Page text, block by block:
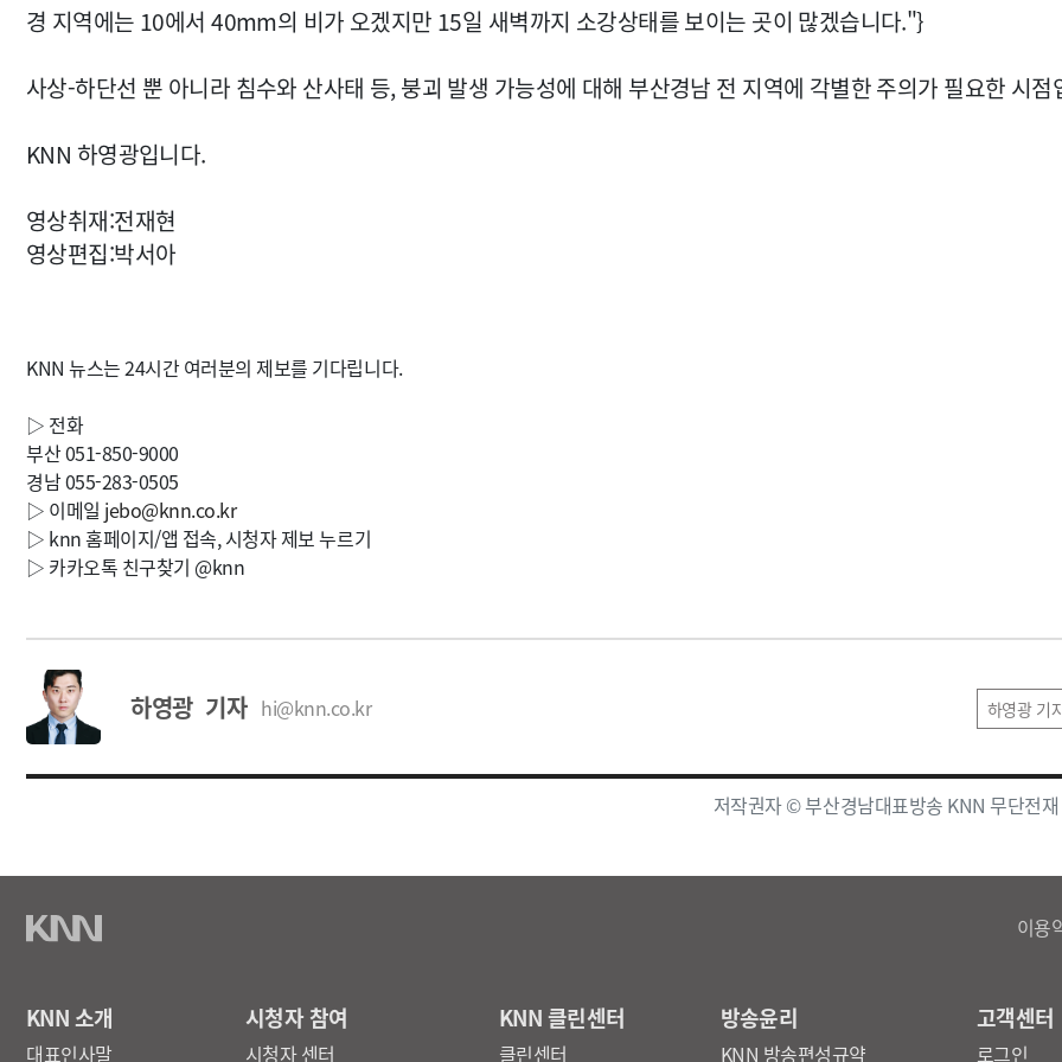
경 지역에는 10에서 40mm의 비가 오겠지만 15일 새벽까지 소강상태를 보이는 곳이 많겠습니다."}
사상-하단선 뿐 아니라 침수와 산사태 등, 붕괴 발생 가능성에 대해 부산경남 전 지역에 각별한 주의가 필요한 시점
KNN 하영광입니다.
영상취재:전재현
영상편집:박서아
KNN 뉴스는 24시간 여러분의 제보를 기다립니다.
▷ 전화
부산 051-850-9000
경남 055-283-0505
▷ 이메일 jebo@knn.co.kr
▷ knn 홈페이지/앱 접속, 시청자 제보 누르기
▷ 카카오톡 친구찾기 @knn
하영광 기자 hi@knn.co.kr 하영광 기
저작권자 © 부산경남대표방송 KNN 무단전
이용
KNN 소개
대표인사말
시청자 참여
시청자 센터
KNN 클린센터
클린센터
방송윤리
KNN 방송편성규약
고객센터
로그인